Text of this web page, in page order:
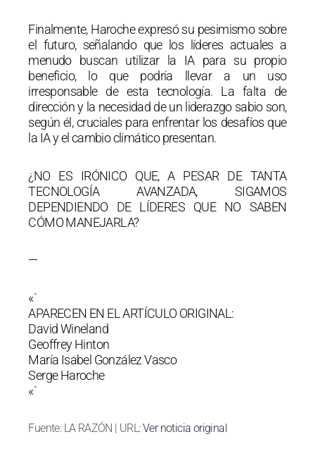
Finalmente, Haroche expresó su pesimismo sobre
el futuro, señalando que los líderes actuales a
menudo buscan utilizar la IA para su propio
beneficio, lo que podría llevar a un uso
irresponsable de esta tecnología. La falta de
dirección y la necesidad de un liderazgo sabio son,
según él, cruciales para enfrentar los desafíos que
la IA y el cambio climático presentan.
¿NO ES IRÓNICO QUE, A PESAR DE TANTA
TECNOLOGÍA AVANZADA, SIGAMOS
DEPENDIENDO DE LÍDERES QUE NO SABEN
CÓMO MANEJARLA?
—
«`
APARECEN EN EL ARTÍCULO ORIGINAL:
David Wineland
Geoffrey Hinton
María Isabel González Vasco
Serge Haroche
«`
Fuente: LA RAZÓN | URL:Ver noticia original